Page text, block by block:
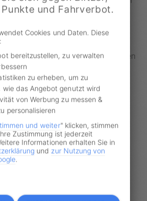
Rukwied, Präsident des
spricht von einer
die deutsche Landwirtschaft und
Durch die Streichungen sollen
in Deutschland Subventionen in
Milliarde Euro fehlen.
für E-Autos
Förderung von Elektroautos soll
Jahr „abgewürgt“
des
mitteilte, sei ein
der Umweltboni geplant. Wann
und Fahrverbot.
Cookies und Daten. Diese
bereitzustellen, zu verwalten
zu erheben, um zu
wie das Angebot genutzt wird
von Werbung zu messen &
personalisieren
und weiter" klicken, stimmen
Zustimmung ist jederzeit
Informationen erhalten Sie in
und zur Nutzung von
.